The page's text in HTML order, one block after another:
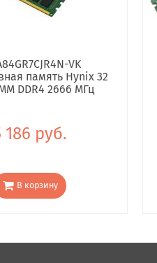
VK
память Hynix 32
DDR4 2666 МГц
186 руб.
В корзину